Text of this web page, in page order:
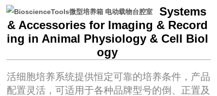
Systems
& Accessories for Imaging & Record
ing in Animal Physiology & Cell Biol
ogy
活细胞培养系统提供恒定可靠的培养条件，产品
配置灵活，可适用于各种品牌型号的倒、正置及